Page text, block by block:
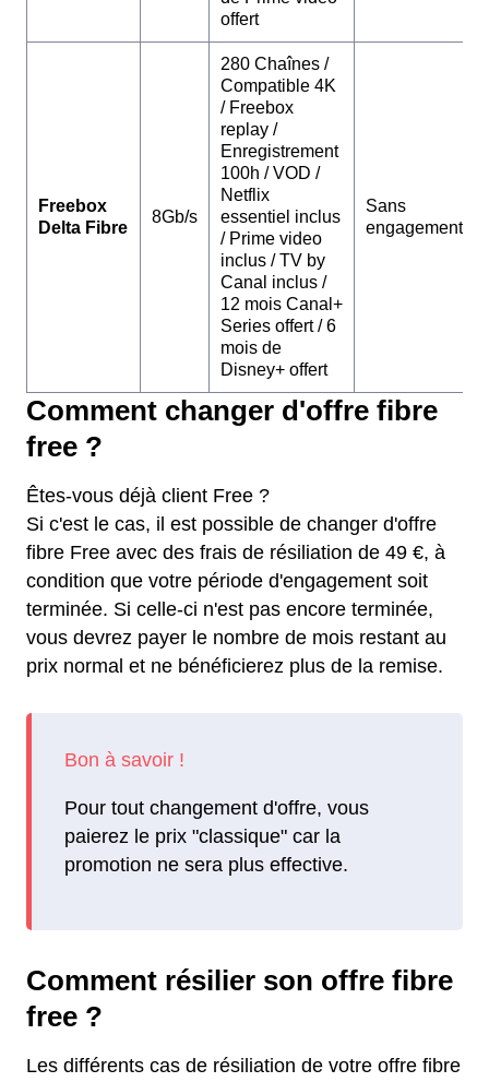
offert
Freebox
Delta Fibre
8Gb/s
280 Chaînes /
Compatible 4K
/ Freebox
replay /
Enregistrement
100h / VOD /
Netflix
essentiel inclus
/ Prime video
inclus / TV by
Canal inclus /
12 mois Canal+
Series offert / 6
mois de
Disney+ offert
Sans
engagement
Comment changer d'offre fibre
free ?
Êtes-vous déjà client Free ?
Si c'est le cas, il est possible de changer d'offre
fibre Free avec des frais de résiliation de 49 €, à
condition que votre période d'engagement soit
terminée. Si celle-ci n'est pas encore terminée,
vous devrez payer le nombre de mois restant au
prix normal et ne bénéficierez plus de la remise.
Pour tout changement d'offre, vous
paierez le prix "classique" car la
promotion ne sera plus effective.
Comment résilier son offre fibre
free ?
Les différents cas de résiliation de votre offre fibre